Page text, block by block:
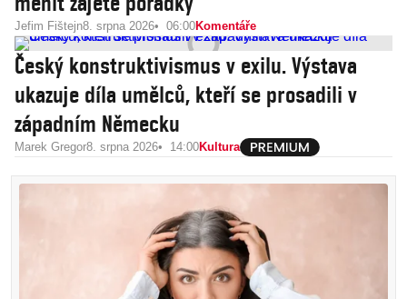
Jefim Fištejn8. srpna 2026 06:00Komentáře
Český konstruktivismus v exilu. Výstava
ukazuje díla umělců, kteří se prosadili v
západním Německu
Marek Gregor8. srpna 2026 14:00Kultura